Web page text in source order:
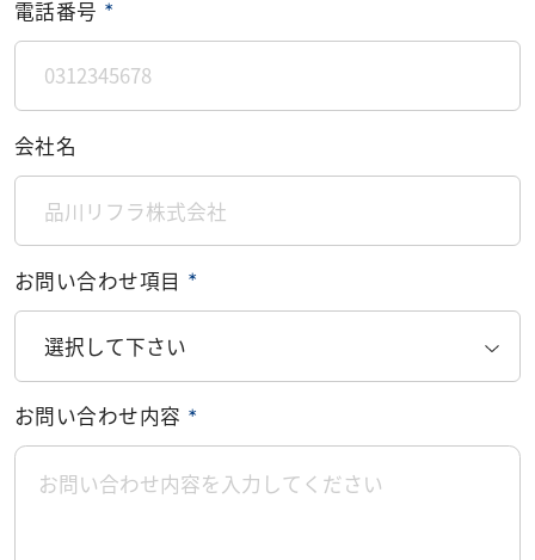
電話番号 ＊
会社名
お問い合わせ項目 ＊
お問い合わせ内容 ＊